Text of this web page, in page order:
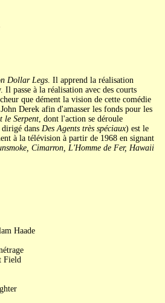
Dollar Legs. Il apprend la réalisation
passe à la réalisation avec des courts
que dément la vision de cette comédie
Derek afin d'amasser les fonds pour les
le Serpent, dont l'action se déroule
dans Des Agents très spéciaux) est le
à la télévision à partir de 1968 en signant
Cimarron, L'Homme de Fer, Hawaii
Haade
Field